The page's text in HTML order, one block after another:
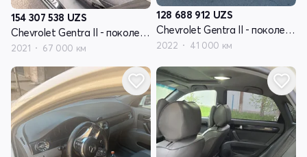
154 307 538 UZS
Chevrolet Gentra II - поколение
2021 67 000 км
128 688 912 UZS
Chevrolet Gentra II - поколение
2022 41 000 км